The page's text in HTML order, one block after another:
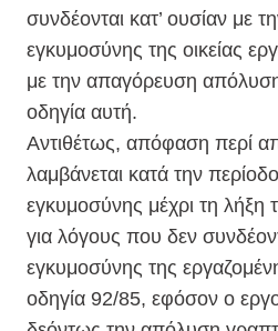
συνδέονται κατ’ ουσίαν με
εγκυμοσύνης της οικείας
με την απαγόρευση
οδηγία αυτή.
Αντιθέτως, απόφαση περί
λαμβάνεται κατά την
εγκυμοσύνης μέχρι τη λήξη
για λόγους που δεν
εγκυμοσύνης της
οδηγία 92/85, εφόσον ο